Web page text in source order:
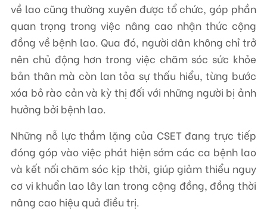
về lao cũng thường xuyên được tổ chức, góp phần
quan trọng trong việc nâng cao nhận thức cộng
đồng về bệnh lao. Qua đó, người dân không chỉ trở
nên chủ động hơn trong việc chăm sóc sức khỏe
bản thân mà còn lan tỏa sự thấu hiểu, từng bước
xóa bỏ rào cản và kỳ thị đối với những người bị ảnh
hưởng bởi bệnh lao.
Những nỗ lực thầm lặng của CSET đang trực tiếp
đóng góp vào việc phát hiện sớm các ca bệnh lao
và kết nối chăm sóc kịp thời, giúp giảm thiểu nguy
cơ vi khuẩn lao lây lan trong cộng đồng, đồng thời
nâng cao hiệu quả điều trị.